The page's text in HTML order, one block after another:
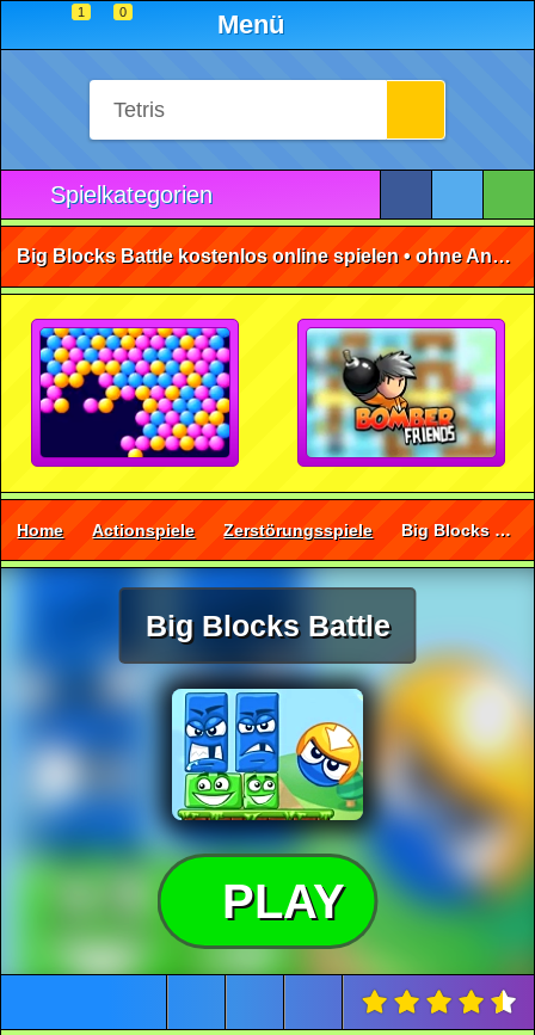
1 0 Menü
Spielkategorien
Big Blocks Battle kostenlos online spielen • ohne Anmeldung 🕹️
Home Actionspiele Zerstörungsspiele Big Blocks Battle
Big Blocks Battle
PLAY